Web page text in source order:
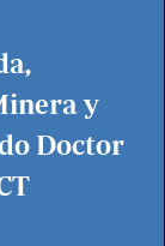
y
Doctor